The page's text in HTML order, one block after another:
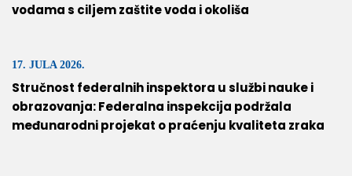
vodama s ciljem zaštite voda i okoliša
17. JULA 2026.
Stručnost federalnih inspektora u službi nauke i
obrazovanja: Federalna inspekcija podržala
međunarodni projekat o praćenju kvaliteta zraka